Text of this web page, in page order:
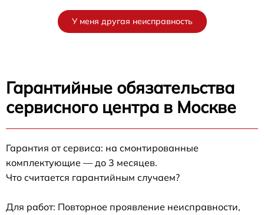
У меня другая неисправность
Гарантийные обязательства
сервисного центра в Москве
Гарантия от сервиса: на смонтированные
комплектующие — до 3 месяцев.
Что считается гарантийным случаем?
Для работ: Повторное проявление неисправности,